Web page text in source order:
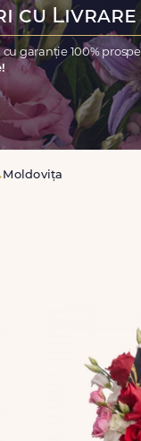
cu
garanție 100%
Moldovița